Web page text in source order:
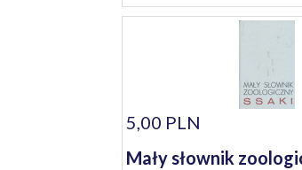
5,00 PLN
Mały słownik